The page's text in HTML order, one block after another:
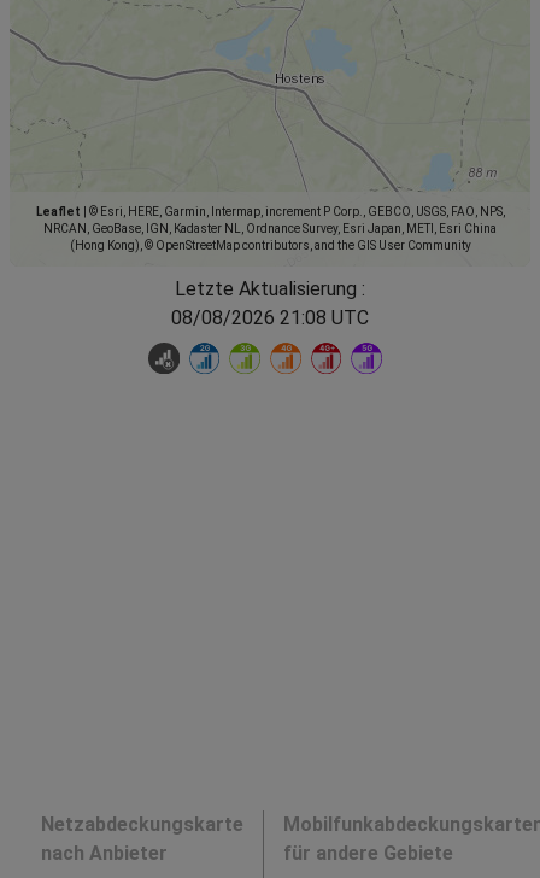
Leaflet
© Esri, HERE, Garmin, Intermap, increment P Corp., GEBCO, USGS, FAO, NPS,
NRCAN, GeoBase, IGN, Kadaster NL, Ordnance Survey, Esri Japan, METI, Esri China
(Hong Kong), © OpenStreetMap contributors, and the GIS User Community
Letzte Aktualisierung :
08/08/2026 21:08 UTC
Netzabdeckungskarte
nach Anbieter
für andere Gebiete